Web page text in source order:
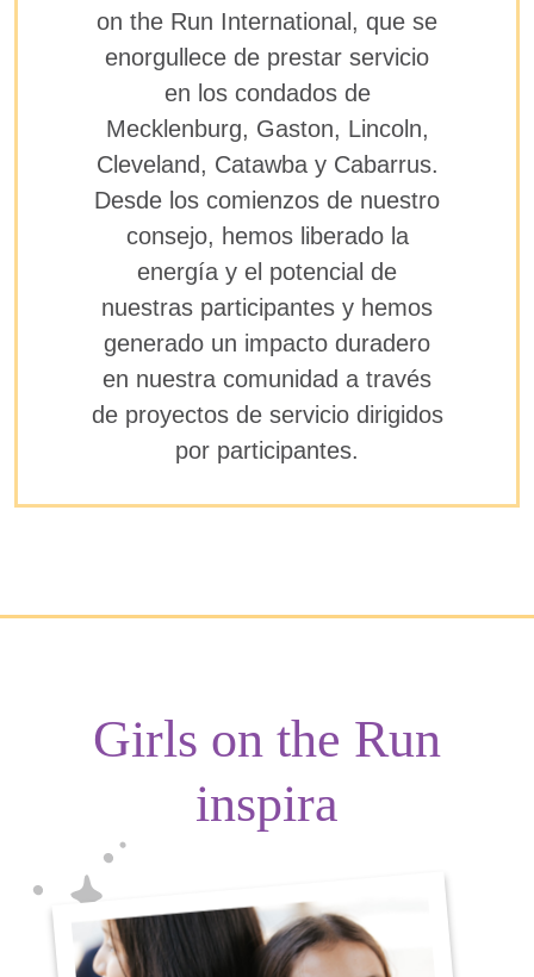
on the Run International, que se
enorgullece de prestar servicio
en los condados de
Mecklenburg, Gaston, Lincoln,
Cleveland, Catawba y Cabarrus.
Desde los comienzos de nuestro
consejo, hemos liberado la
energía y el potencial de
nuestras participantes y hemos
generado un impacto duradero
en nuestra comunidad a través
de proyectos de servicio dirigidos
por participantes.
Girls on the Run
inspira